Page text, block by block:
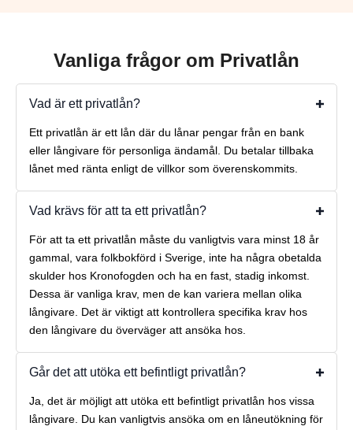
Vanliga frågor om Privatlån
Vad är ett privatlån?
Ett privatlån är ett lån där du lånar pengar från en bank
eller långivare för personliga ändamål. Du betalar tillbaka
lånet med ränta enligt de villkor som överenskommits.
Vad krävs för att ta ett privatlån?
För att ta ett privatlån måste du vanligtvis vara minst 18 år
gammal, vara folkbokförd i Sverige, inte ha några obetalda
skulder hos Kronofogden och ha en fast, stadig inkomst.
Dessa är vanliga krav, men de kan variera mellan olika
långivare. Det är viktigt att kontrollera specifika krav hos
den långivare du överväger att ansöka hos.
Går det att utöka ett befintligt privatlån?
Ja, det är möjligt att utöka ett befintligt privatlån hos vissa
långivare. Du kan vanligtvis ansöka om en låneutökning för